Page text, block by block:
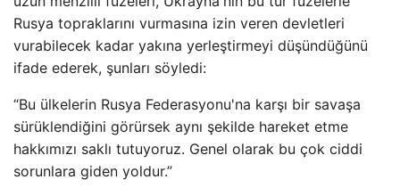
Rusya topraklarını vurmasına izin veren devletleri
vurabilecek kadar yakına yerleştirmeyi düşündüğünü
ifade ederek, şunları söyledi:
“Bu ülkelerin Rusya Federasyonu'na karşı bir savaşa
sürüklendiğini görürsek aynı şekilde hareket etme
hakkımızı saklı tutuyoruz. Genel olarak bu çok ciddi
sorunlara giden yoldur.”